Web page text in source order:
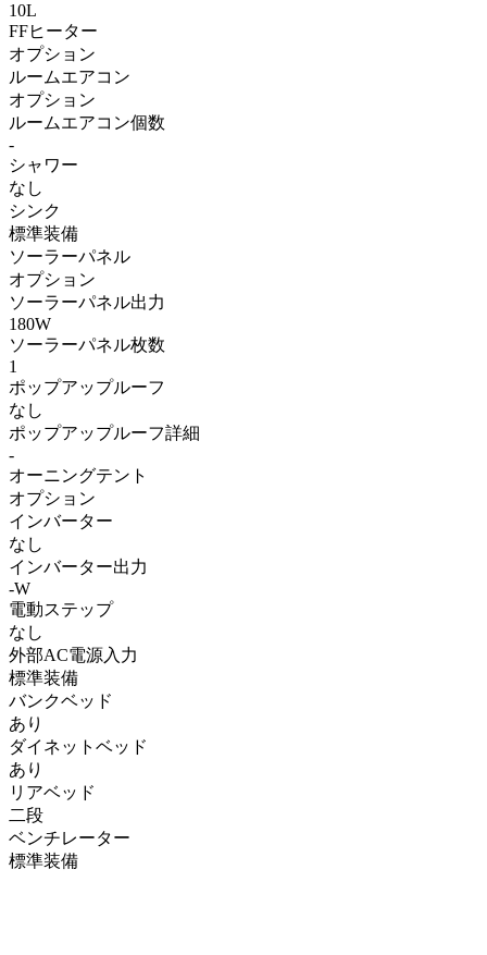
10L
FFヒーター
オプション
ルームエアコン
オプション
ルームエアコン個数
-
シャワー
なし
シンク
標準装備
ソーラーパネル
オプション
ソーラーパネル出力
180W
ソーラーパネル枚数
1
ポップアップルーフ
なし
ポップアップルーフ詳細
-
オーニングテント
オプション
インバーター
なし
インバーター出力
-W
電動ステップ
なし
外部AC電源入力
標準装備
バンクベッド
あり
ダイネットベッド
あり
リアベッド
二段
ベンチレーター
標準装備